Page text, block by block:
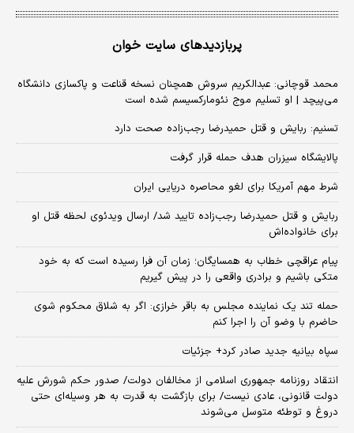
پربازدیدهای سایت خوان
محمد قوچانی: عبدالکریم سروش همچنان نسخه قناعت و پاکسازی دانشگاه
می‌پیچد | او تسلیم موج نئومارکسیسم شده است
تسنیم: ربایش و قتل حمیدرضا رجب‌زاده صحت دارد
پالایشگاه سیزران هدف حمله قرار گرفت
شرط مهم آمریکا برای لغو محاصره دریایی ایران
ربایش و قتل حمیدرضا رجب‌زاده تایید شد/ ارسال ویدئوی لحظه قتل او
برای خانواده‌اش
پیام عراقچی خطاب به همسایگان؛ زمان آن فرا رسیده است که به خود
متکی باشیم و برادری واقعی را در پیش گیریم
حمله تند یک نماینده مجلس به باقر خرازی: اگر به شلاق محکوم شوی
حاضرم با وضو آن را اجرا کنم
سپاه بیانیه جدید صادر کرد+ جزئیات
انتقاد روزنامه جمهوری اسلامی از مخالفان دولت/ صدور حکم شورش علیه
دولت قانونی، عادی نیست/ برای بازگشت به قدرت به هر وسیله‌ای حتی
دروغ و توطئه متوسل می‌شوند